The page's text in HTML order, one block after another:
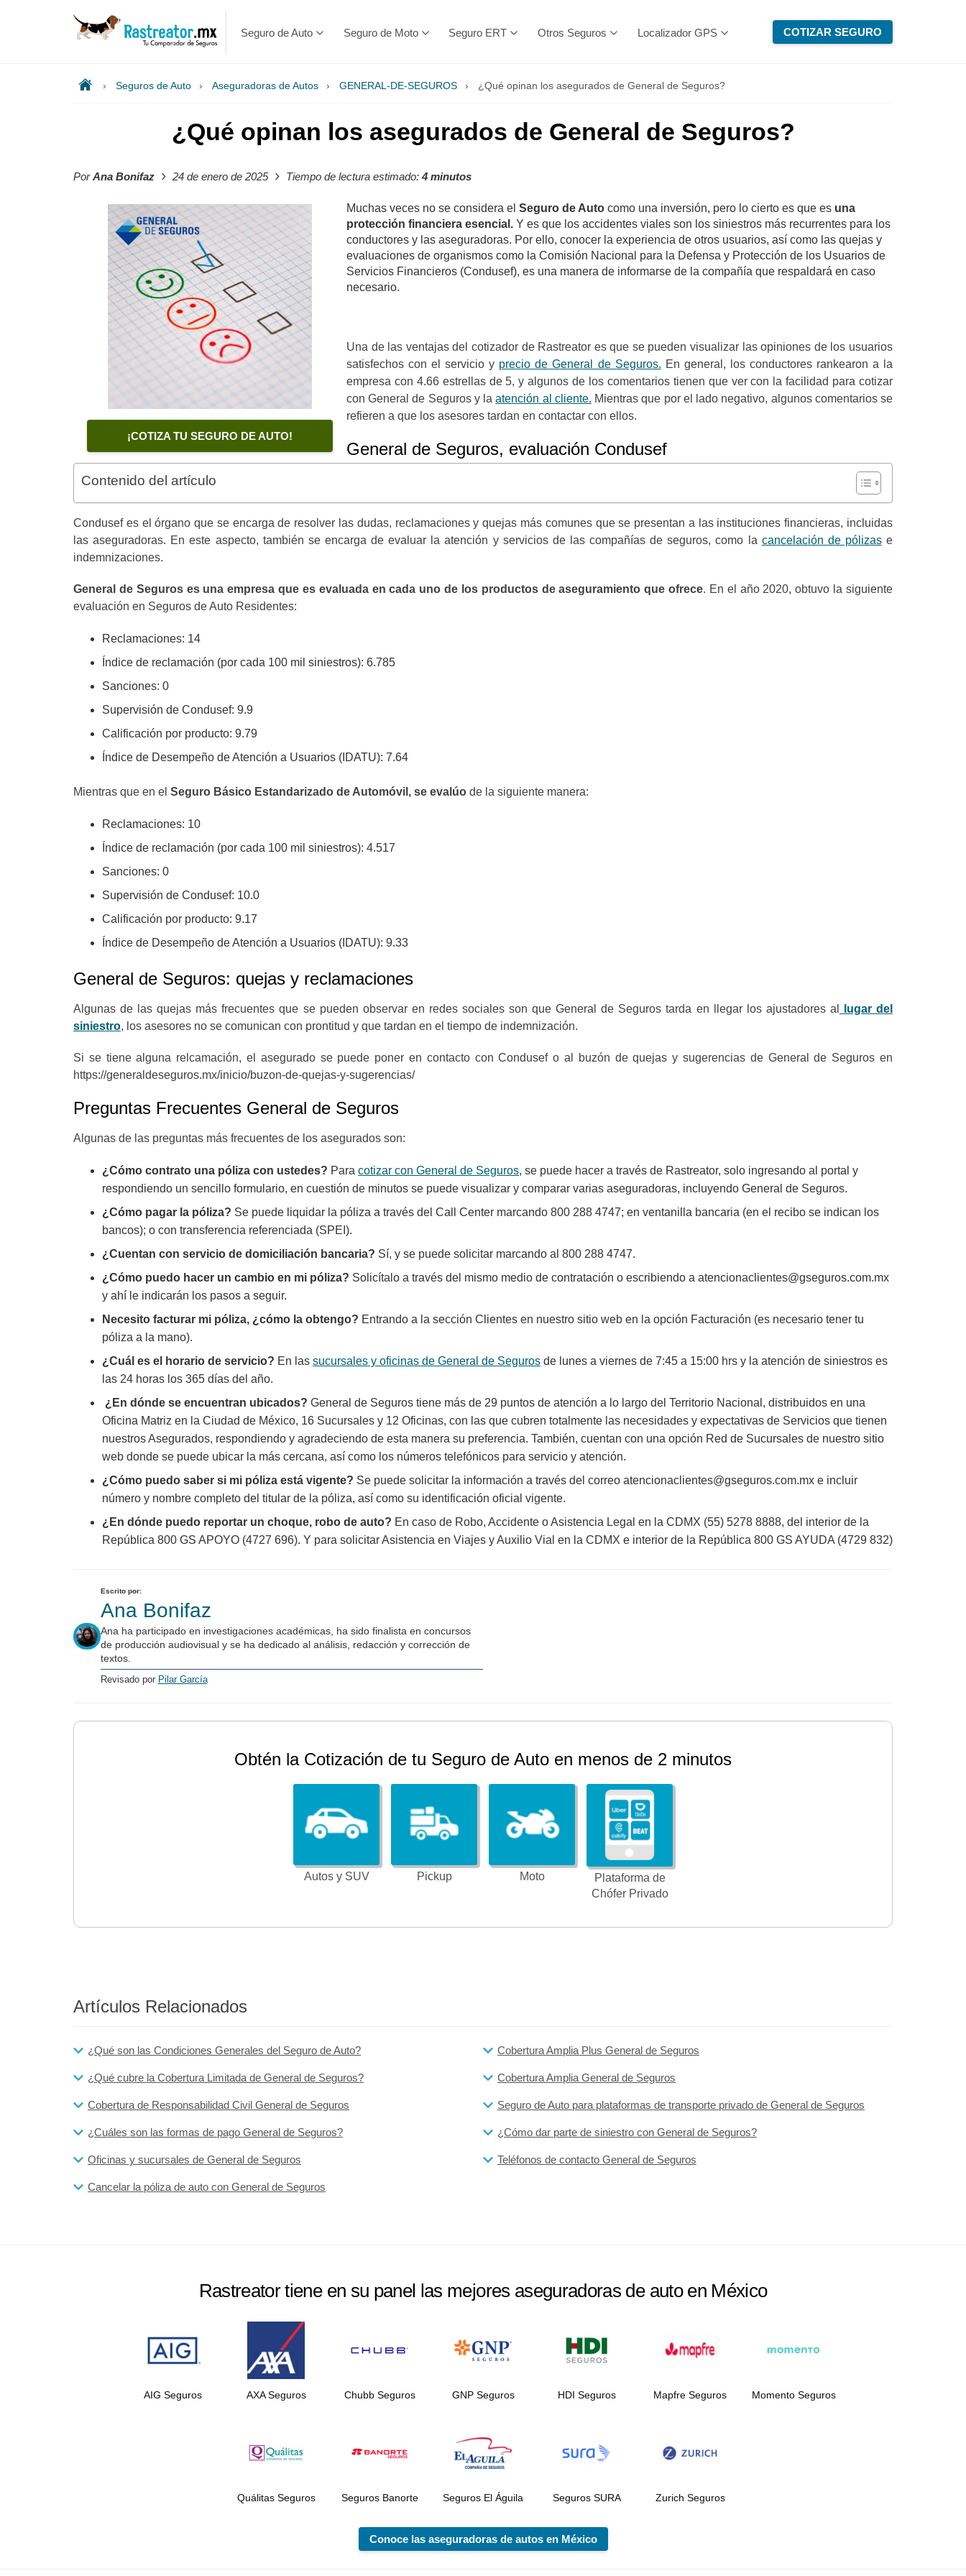
Seguro de Auto Seguro de Moto Seguro ERT Otros Seguros Localizador GPS COTIZAR SEGURO
› Seguros de Auto › Aseguradoras de Autos › GENERAL-DE-SEGUROS › ¿Qué opinan los asegurados de General de Seguros?
¿Qué opinan los asegurados de General de Seguros?
PorAna Bonifaz › 24 de enero de 2025 › Tiempo de lectura estimado: 4 minutos
¡COTIZA TU SEGURO DE AUTO!
Muchas veces no se considera el Seguro de Autocomo una inversión, pero lo cierto es que es una
protección financiera esencial.Y es que los accidentes viales son los siniestros más recurrentes para los
conductores y las aseguradoras. Por ello, conocer la experiencia de otros usuarios, así como las quejas y
evaluaciones de organismos como la Comisión Nacional para la Defensa y Protección de los Usuarios de
Servicios Financieros (Condusef), es una manera de informarse de la compañía que respaldará en caso
necesario.
Una de las ventajas del cotizador de Rastreator es que se pueden visualizar las opiniones de los usuarios
satisfechos con el servicio y precio de General de Seguros. En general, los conductores rankearon a la
empresa con 4.66 estrellas de 5, y algunos de los comentarios tienen que ver con la facilidad para cotizar
con General de Seguros y laatención al cliente. Mientras que por el lado negativo, algunos comentarios se
refieren a que los asesores tardan en contactar con ellos.
General de Seguros, evaluación Condusef
Contenido del artículo
Condusef es el órgano que se encarga de resolver las dudas, reclamaciones y quejas más comunes que se presentan a las instituciones financieras, incluidas
las aseguradoras. En este aspecto, también se encarga de evaluar la atención y servicios de las compañías de seguros, como la cancelación de pólizase
indemnizaciones.
General de Seguros es una empresa que es evaluada en cada uno de los productos de aseguramiento que ofrece. En el año 2020, obtuvo la siguiente
evaluación en Seguros de Auto Residentes:
Reclamaciones: 14
Índice de reclamación (por cada 100 mil siniestros): 6.785
Sanciones: 0
Supervisión de Condusef: 9.9
Calificación por producto: 9.79
Índice de Desempeño de Atención a Usuarios (IDATU): 7.64
Mientras que en el Seguro Básico Estandarizado de Automóvil, se evalúo de la siguiente manera:
Reclamaciones: 10
Índice de reclamación (por cada 100 mil siniestros): 4.517
Sanciones: 0
Supervisión de Condusef: 10.0
Calificación por producto: 9.17
Índice de Desempeño de Atención a Usuarios (IDATU): 9.33
General de Seguros: quejas y reclamaciones
Algunas de las quejas más frecuentes que se pueden observar en redes sociales son que General de Seguros tarda en llegar los ajustadores al
lugar del
siniestro, los asesores no se comunican con prontitud y que tardan en el tiempo de indemnización.
Si se tiene alguna relcamación, el asegurado se puede poner en contacto con Condusef o al buzón de quejas y sugerencias de General de Seguros en
https://generaldeseguros.mx/inicio/buzon-de-quejas-y-sugerencias/
Preguntas Frecuentes General de Seguros
Algunas de las preguntas más frecuentes de los asegurados son:
¿Cómo contrato una póliza con ustedes? Para cotizar con General de Seguros, se puede hacer a través de Rastreator, solo ingresando al portal y
respondiendo un sencillo formulario, en cuestión de minutos se puede visualizar y comparar varias aseguradoras, incluyendo General de Seguros.
¿Cómo pagar la póliza? Se puede liquidar la póliza a través del Call Center marcando 800 288 4747; en ventanilla bancaria (en el recibo se indican los
bancos); o con transferencia referenciada (SPEI).
¿Cuentan con servicio de domiciliación bancaria? Sí, y se puede solicitar marcando al 800 288 4747.
¿Cómo puedo hacer un cambio en mi póliza? Solicítalo a través del mismo medio de contratación o escribiendo a atencionaclientes@gseguros.com.mx
y ahí le indicarán los pasos a seguir.
Necesito facturar mi póliza, ¿cómo la obtengo? Entrando a la sección Clientes en nuestro sitio web en la opción Facturación (es necesario tener tu
póliza a la mano).
¿Cuál es el horario de servicio? En las sucursales y oficinas de General de Seguros de lunes a viernes de 7:45 a 15:00 hrs y la atención de siniestros es
las 24 horas los 365 días del año.
¿En dónde se encuentran ubicados? General de Seguros tiene más de 29 puntos de atención a lo largo del Territorio Nacional, distribuidos en una
Oficina Matriz en la Ciudad de México, 16 Sucursales y 12 Oficinas, con las que cubren totalmente las necesidades y expectativas de Servicios que tienen
nuestros Asegurados, respondiendo y agradeciendo de esta manera su preferencia. También, cuentan con una opción Red de Sucursales de nuestro sitio
web donde se puede ubicar la más cercana, así como los números telefónicos para servicio y atención.
¿Cómo puedo saber si mi póliza está vigente? Se puede solicitar la información a través del correo atencionaclientes@gseguros.com.mx e incluir
número y nombre completo del titular de la póliza, así como su identificación oficial vigente.
¿En dónde puedo reportar un choque, robo de auto? En caso de Robo, Accidente o Asistencia Legal en la CDMX (55) 5278 8888, del interior de la
República 800 GS APOYO (4727 696). Y para solicitar Asistencia en Viajes y Auxilio Vial en la CDMX e interior de la República 800 GS AYUDA (4729 832)
Escrito por:
Ana Bonifaz
Ana ha participado en investigaciones académicas, ha sido finalista en concursos
de producción audiovisual y se ha dedicado al análisis, redacción y corrección de
textos.
Revisado por Pilar García
Obtén la Cotización de tu Seguro de Auto en menos de 2 minutos
Autos y SUV Pickup Moto
Plataforma de
Chófer Privado
Artículos Relacionados
¿Qué son las Condiciones Generales del Seguro de Auto? Cobertura Amplia Plus General de Seguros
¿Qué cubre la Cobertura Limitada de General de Seguros? Cobertura Amplia General de Seguros
Cobertura de Responsabilidad Civil General de Seguros Seguro de Auto para plataformas de transporte privado de General de Seguros
¿Cuáles son las formas de pago General de Seguros? ¿Cómo dar parte de siniestro con General de Seguros?
Oficinas y sucursales de General de Seguros Teléfonos de contacto General de Seguros
Cancelar la póliza de auto con General de Seguros
Rastreator tiene en su panel las mejores aseguradoras de auto en México
AIG Seguros AXA Seguros Chubb Seguros GNP Seguros HDI Seguros Mapfre Seguros Momento Seguros
Quálitas Seguros Seguros Banorte Seguros El Águila Seguros SURA Zurich Seguros
Conoce las aseguradoras de autos en México